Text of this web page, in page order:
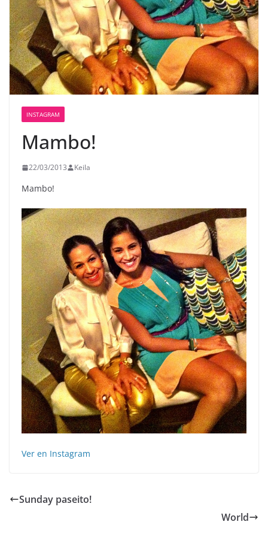
INSTAGRAM
Mambo!
22/03/2013 Keila
Mambo!
Ver en Instagram
Sunday paseito!
World